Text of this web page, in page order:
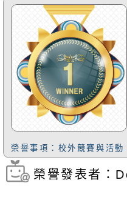
榮譽事項：校外競賽與活動
瀏覽次數：364
榮譽發表者：